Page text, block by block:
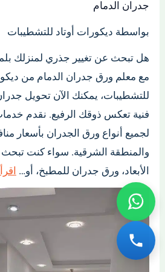
جدران الدمام
بواسطة ديكورات أوتاد للتشطيبات
هل تبحث عن تغيير جذري لمنزلك
مع معلم ورق جدران الدمام من
للتشطيبات، يمكنك الآن تحويل
فنية تعكس ذوقك الرفيع. نقدم
لجميع أنواع ورق الجدران بأسعار
والمنطقة الشرقية. سواء كنت
الأبعاد، ورق جدران للمطبخ، أو…